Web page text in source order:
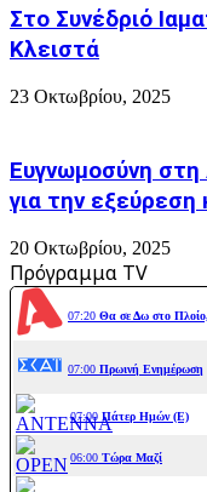
Στο Συνέδριό
Κλειστά
23 Οκτωβρίου, 2025
Ευγνωμοσύνη
για την εξεύρεση
20 Οκτωβρίου, 2025
Πρόγραμμα TV